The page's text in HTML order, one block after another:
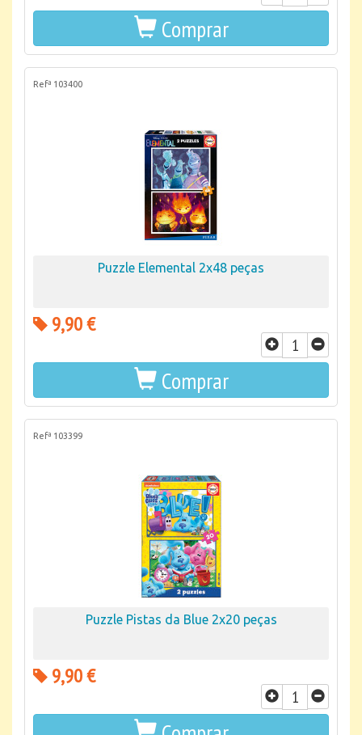
Comprar
Refª 103400
Puzzle Elemental 2x48 peças
9,90 €
Comprar
Refª 103399
Puzzle Pistas da Blue 2x20 peças
9,90 €